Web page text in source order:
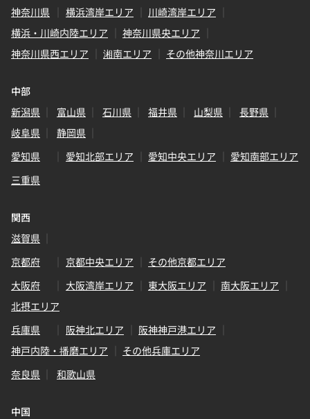
神奈川県
横浜湾岸エリア
川崎湾岸エリア
横浜・川崎内陸エリア
神奈川県央エリア
神奈川県西エリア
湘南エリア その他神奈川エリア
中部
新潟県
富山県 石川県 福井県 山梨県
長野県
岐阜県
静岡県
愛知県
愛知北部エリア 愛知中央エリア
愛知南部エリア
三重県
関西
滋賀県
京都府
京都中央エリア
その他京都エリア
大阪府
大阪湾岸エリア 東大阪エリア
南大阪エリア
北摂エリア
兵庫県
阪神北エリア
阪神神戸港エリア
神戸内陸・播磨エリア
その他兵庫エリア
奈良県
和歌山県
中国